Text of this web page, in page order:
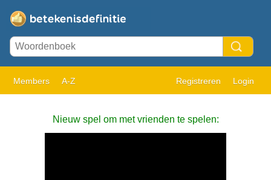
Members A-Z Registreren Login
Nieuw spel om met vrienden te spelen: